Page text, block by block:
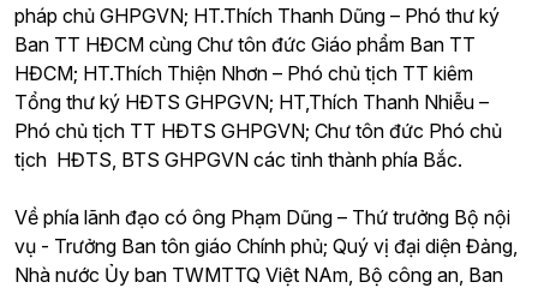
pháp chủ GHPGVN; HT.Thích Thanh Dũng – Phó thư ký
Ban TT HĐCM cùng Chư tôn đức Giáo phẩm Ban TT
HĐCM; HT.Thích Thiện Nhơn – Phó chủ tịch TT kiêm
Tổng thư ký HĐTS GHPGVN; HT,Thích Thanh Nhiễu –
Phó chủ tịch TT HĐTS GHPGVN; Chư tôn đức Phó chủ
tịch HĐTS, BTS GHPGVN các tỉnh thành phía Bắc.
Về phía lãnh đạo có ông Phạm Dũng – Thứ trưởng Bộ nội
vụ - Trưởng Ban tôn giáo Chính phủ; Quý vị đại diện Đảng,
Nhà nước Ủy ban TWMTTQ Việt NAm, Bộ công an, Ban